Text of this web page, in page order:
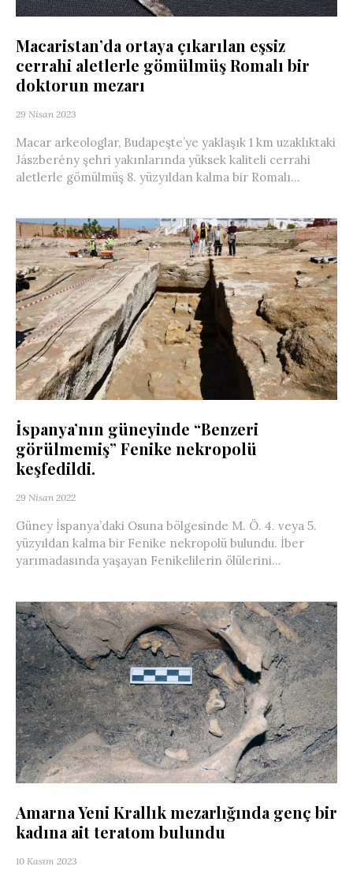
Macaristan’da ortaya çıkarılan eşsiz
cerrahi aletlerle gömülmüş Romalı bir
doktorun mezarı
29 Nisan 2023
Macar arkeologlar, Budapeşte’ye yaklaşık 1 km uzaklıktaki
Jászberény şehri yakınlarında yüksek kaliteli cerrahi
aletlerle gömülmüş 8. yüzyıldan kalma bir Romalı...
İspanya’nın güneyinde “Benzeri
görülmemiş” Fenike nekropolü
keşfedildi.
29 Nisan 2022
Güney İspanya’daki Osuna bölgesinde M. Ö. 4. veya 5.
yüzyıldan kalma bir Fenike nekropolü bulundu. İber
yarımadasında yaşayan Fenikelilerin ölülerini...
Amarna Yeni Krallık mezarlığında genç bir
kadına ait teratom bulundu
10 Kasım 2023